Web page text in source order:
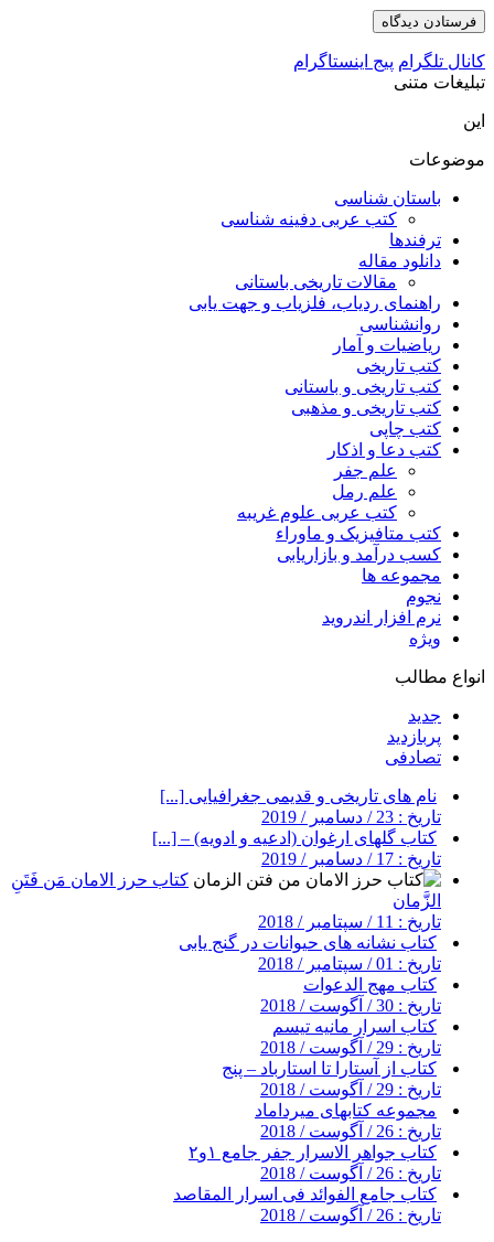
کانال تلگرام پیج اینستاگرام
تبلیغات متنی
این
موضوعات
باستان شناسی
کتب عربی دفینه شناسی
ترفندها
دانلود مقاله
مقالات تاریخی باستانی
راهنمای ردیاب، فلزیاب و جهت یابی
روانشناسی
ریاضیات و آمار
کتب تاریخی
کتب تاریخی و باستانی
کتب تاریخی و مذهبی
کتب چاپی
کتب دعا و اذکار
علم جفر
علم رمل
کتب عربی علوم غریبه
کتب متافیزیک و ماوراء
کسب درآمد و بازاریابی
مجموعه ها
نجوم
نرم افزار اندروید
ویژه
انواع مطالب
جدید
پربازدید
تصادفی
نام های تاریخی و قدیمی جغرافیایی [...]
تاریخ : 23 / دسامبر / 2019
کتاب گلهای ارغوان (ادعیه و ادویه) – [...]
تاریخ : 17 / دسامبر / 2019
کتاب حرز الامان مَن فَتَنِ
الزَّمان
تاریخ : 11 / سپتامبر / 2018
کتاب نشانه های حیوانات در گنج یابی
تاریخ : 01 / سپتامبر / 2018
کتاب مهج الدعوات
تاریخ : 30 / آگوست / 2018
کتاب اسرار مانیه تیسم
تاریخ : 29 / آگوست / 2018
کتاب از آستارا تا استارباد – پنج
تاریخ : 29 / آگوست / 2018
مجموعه کتابهای میرداماد
تاریخ : 26 / آگوست / 2018
کتاب جواهر الاسرار جفر جامع ۱و۲
تاریخ : 26 / آگوست / 2018
کتاب جامع الفوائد فی اسرار المقاصد
تاریخ : 26 / آگوست / 2018